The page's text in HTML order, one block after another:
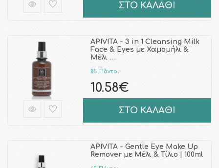
ΣΤΟ ΚΑΛΑΘΙ
APIVITA - 3 in 1 Cleansing Milk
Face & Eyes με Χαμομήλι &
Μέλι …
85 Πόντοι
10.58€
ΣΤΟ ΚΑΛΑΘΙ
APIVITA - Gentle Eye Make Up
Remover με Μέλι & Τίλιο | 100ml